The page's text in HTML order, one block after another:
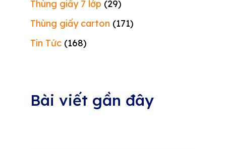
Thùng giấy 7 lớp (29)
Thùng giấy carton (171)
Tin Tức (168)
Bài viết gần đây